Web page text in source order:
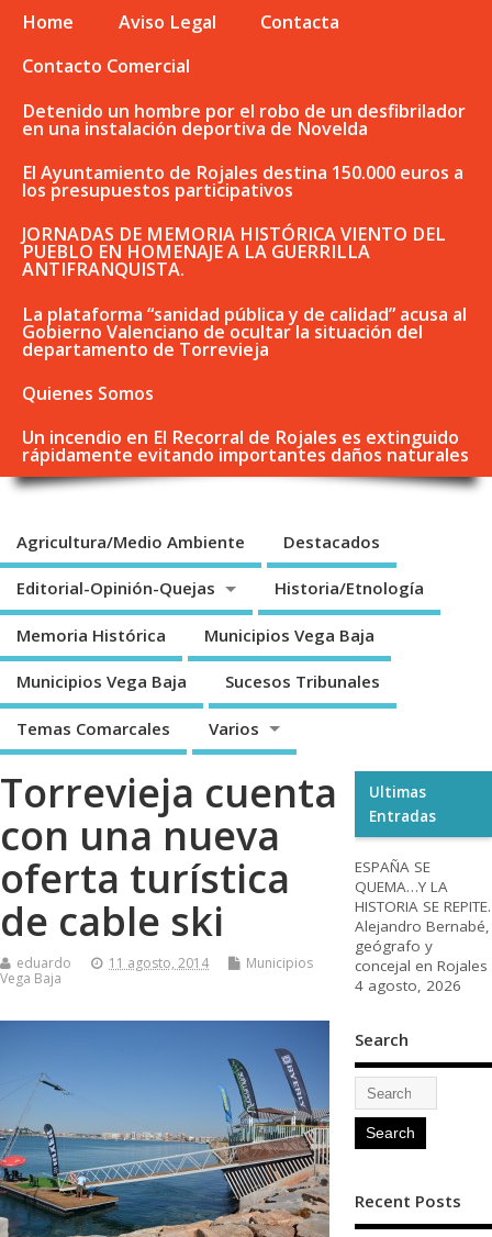
Home Aviso Legal
Contacta
Contacto Comercial
Detenido un hombre por el robo de un desfibrilador
en una instalación deportiva de Novelda
El Ayuntamiento de Rojales destina 150.000 euros a
los presupuestos participativos
JORNADAS DE MEMORIA HISTÓRICA VIENTO DEL
PUEBLO EN HOMENAJE A LA GUERRILLA
ANTIFRANQUISTA.
La plataforma “sanidad pública y de calidad” acusa al
Gobierno Valenciano de ocultar la situación del
departamento de Torrevieja
Quienes Somos
Un incendio en El Recorral de Rojales es extinguido
rápidamente evitando importantes daños naturales
Agricultura/Medio Ambiente Destacados
Editorial-Opinión-Quejas Historia/Etnología
Memoria Histórica Municipios Vega Baja
Municipios Vega Baja Sucesos Tribunales
Temas Comarcales Varios
Torrevieja cuenta
con una nueva
oferta turística
de cable ski
eduardo 11 agosto, 2014
Municipios
Vega Baja
Ultimas
Entradas
ESPAÑA SE
QUEMA…Y LA
HISTORIA SE REPITE.
Alejandro Bernabé,
geógrafo y
concejal en Rojales
4 agosto, 2026
Search
Recent Posts